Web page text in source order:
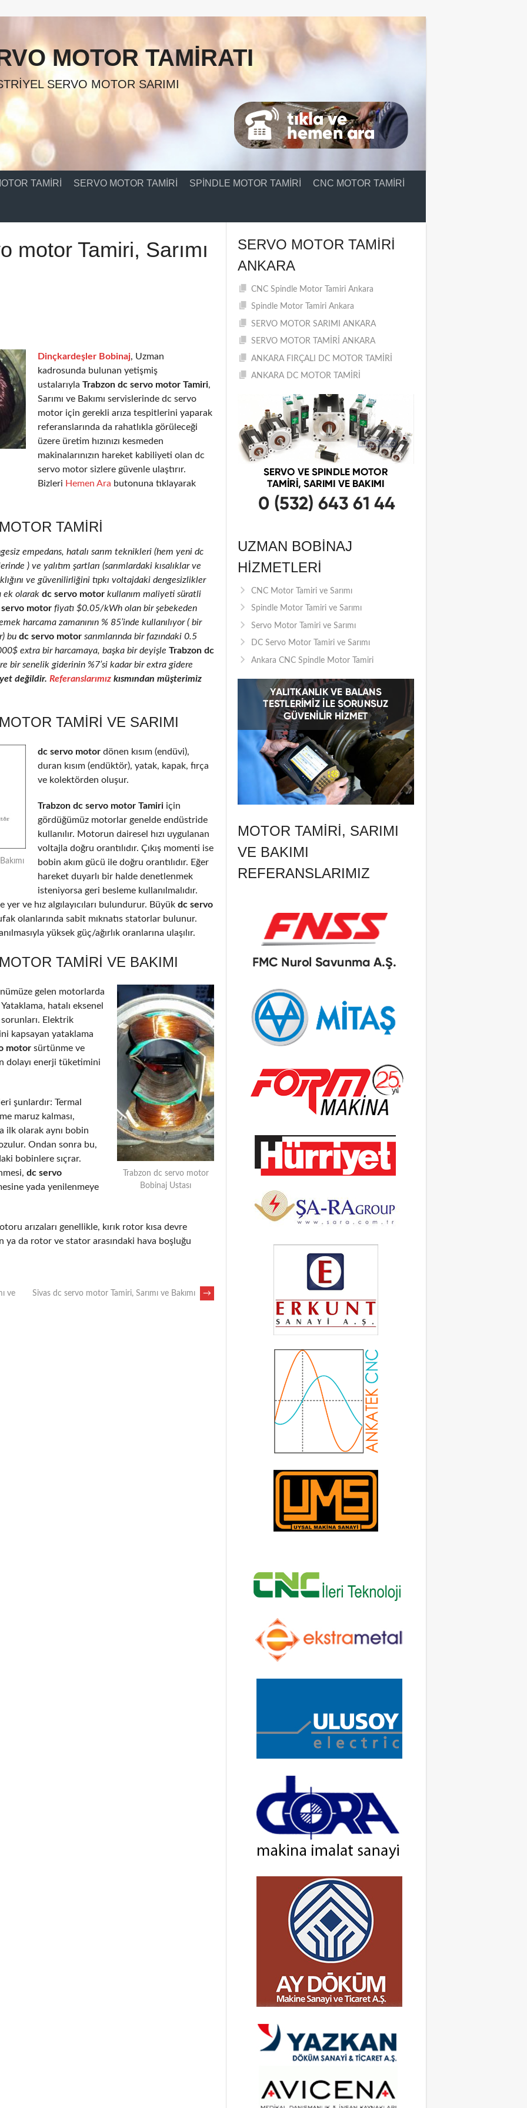
MOTOR TAMIRATI
SERVO MOTOR SARIMI
TAMIRI SERVO MOTOR TAMIRI SPINDLE MOTOR TAMIRI CNC MOTOR TAMIRI
motor Tamiri, Sarımı
Dinçkardeşler Bobinaj, Uzman
kadrosunda bulunan yetişmiş
ustalarıyla Trabzon dc servo motor Tamiri,
Sarımı ve Bakımı servislerinde dc servo
motor için gerekli arıza tespitlerini yaparak
referanslarında da rahatlıkla görüleceği
üzere üretim hızınızı kesmeden
makinalarınızın hareket kabiliyeti olan dc
servo motor sizlere güvenle ulaştırır.
Bizleri Hemen Ara butonuna tıklayarak
TAMIRI
empedans, hatalı sarım teknikleri (hem yeni dc
) ve yalıtım şartları (sarımlardaki kısalıklar ve
ve güvenilirliğini tıpkı voltajdaki dengesizlikler
ek olarak dc servo motor kullanım maliyeti süratli
motor fiyatı $0.05/kWh olan bir şebekeden
harcama zamanının % 85’inde kullanılıyor ( bir
bu dc servo motor sarımlarında bir fazındaki 0.5
extra bir harcamaya, başka bir deyişle Trabzon dc
bir senelik giderinin %7’si kadar bir extra gidere
değildir. Referanslarımız kısmından müşterimiz
TAMIRI VE SARIMI
dc servo motor dönen kısım (endüvi),
duran kısım (endüktör), yatak, kapak, fırça
ve kolektörden oluşur.
Trabzon dc servo motor Tamiri için
gördüğümüz motorlar genelde endüstride
kullanılır. Motorun dairesel hızı uygulanan
voltajla doğru orantılıdır. Çıkış momenti ise
bobin akım gücü ile doğru orantılıdır. Eğer
hareket duyarlı bir halde denetlenmek
isteniyorsa geri besleme kullanılmalıdır.
ve hız algılayıcıları bulundurur. Büyük dc servo
olanlarında sabit mıknatıs statorlar bulunur.
yüksek güç/ağırlık oranlarına ulaşılır.
TAMIRI VE BAKIMI
Trabzon dc servo motor
Bobinaj Ustası
gelen motorlarda
hatalı eksenel
Elektrik
kapsayan yataklama
motor sürtünme ve
dolayı enerji tüketimini
şunlardır: Termal
maruz kalması,
ilk olarak aynı bobin
Ondan sonra bu,
bobinlere sıçrar.
dc servo
yada yenilenmeye
arızaları genellikle, kırık rotor kısa devre
ya da rotor ve stator arasındaki hava boşluğu
ve
Sivas dc servo motor Tamiri, Sarımı ve Bakımı →
SERVO MOTOR TAMIRI
ANKARA
CNC Spindle Motor Tamiri Ankara
Spindle Motor Tamiri Ankara
SERVO MOTOR SARIMI ANKARA
SERVO MOTOR TAMİRİ ANKARA
ANKARA FIRÇALI DC MOTOR TAMİRİ
ANKARA DC MOTOR TAMİRİ
UZMAN BOBINAJ
HIZMETLERI
CNC Motor Tamiri ve Sarımı
Spindle Motor Tamiri ve Sarımı
Servo Motor Tamiri ve Sarımı
DC Servo Motor Tamiri ve Sarımı
Ankara CNC Spindle Motor Tamiri
MOTOR TAMIRI, SARIMI
VE BAKIMI
REFERANSLARIMIZ